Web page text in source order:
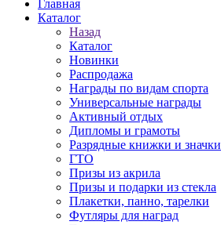
Главная
Каталог
Назад
Каталог
Новинки
Распродажа
Награды по видам спорта
Универсальные награды
Активный отдых
Дипломы и грамоты
Разрядные книжки и значки
ГТО
Призы из акрила
Призы и подарки из стекла
Плакетки, панно, тарелки
Футляры для наград